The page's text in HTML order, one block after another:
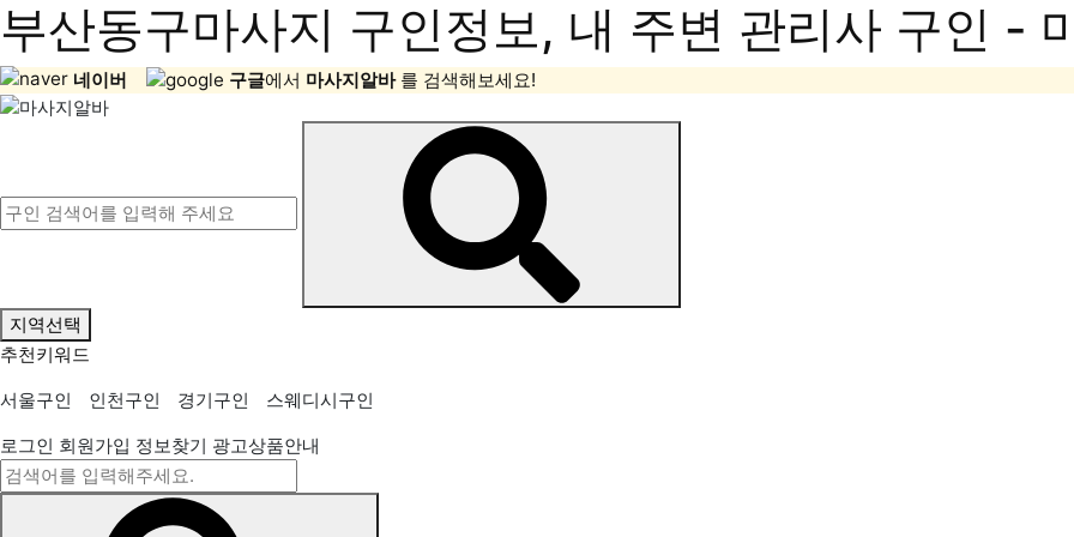
부산동구마사지 구인정보, 내 주변 관리사 구인 -
네이버 구글에서 마사지알바 를 검색해보세요!
지역선택
추천키워드
서울구인
인천구인 경기구인
스웨디시구인
로그인 회원가입 정보찾기 광고상품안내